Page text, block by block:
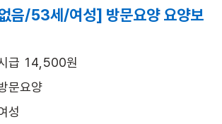
음/53세/여성] 방문요양 요양보
급 14,500원
문요양
성